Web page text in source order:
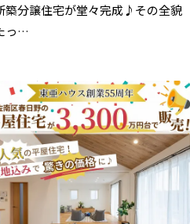
築分譲住宅が堂々完成♪その全貌
っ…